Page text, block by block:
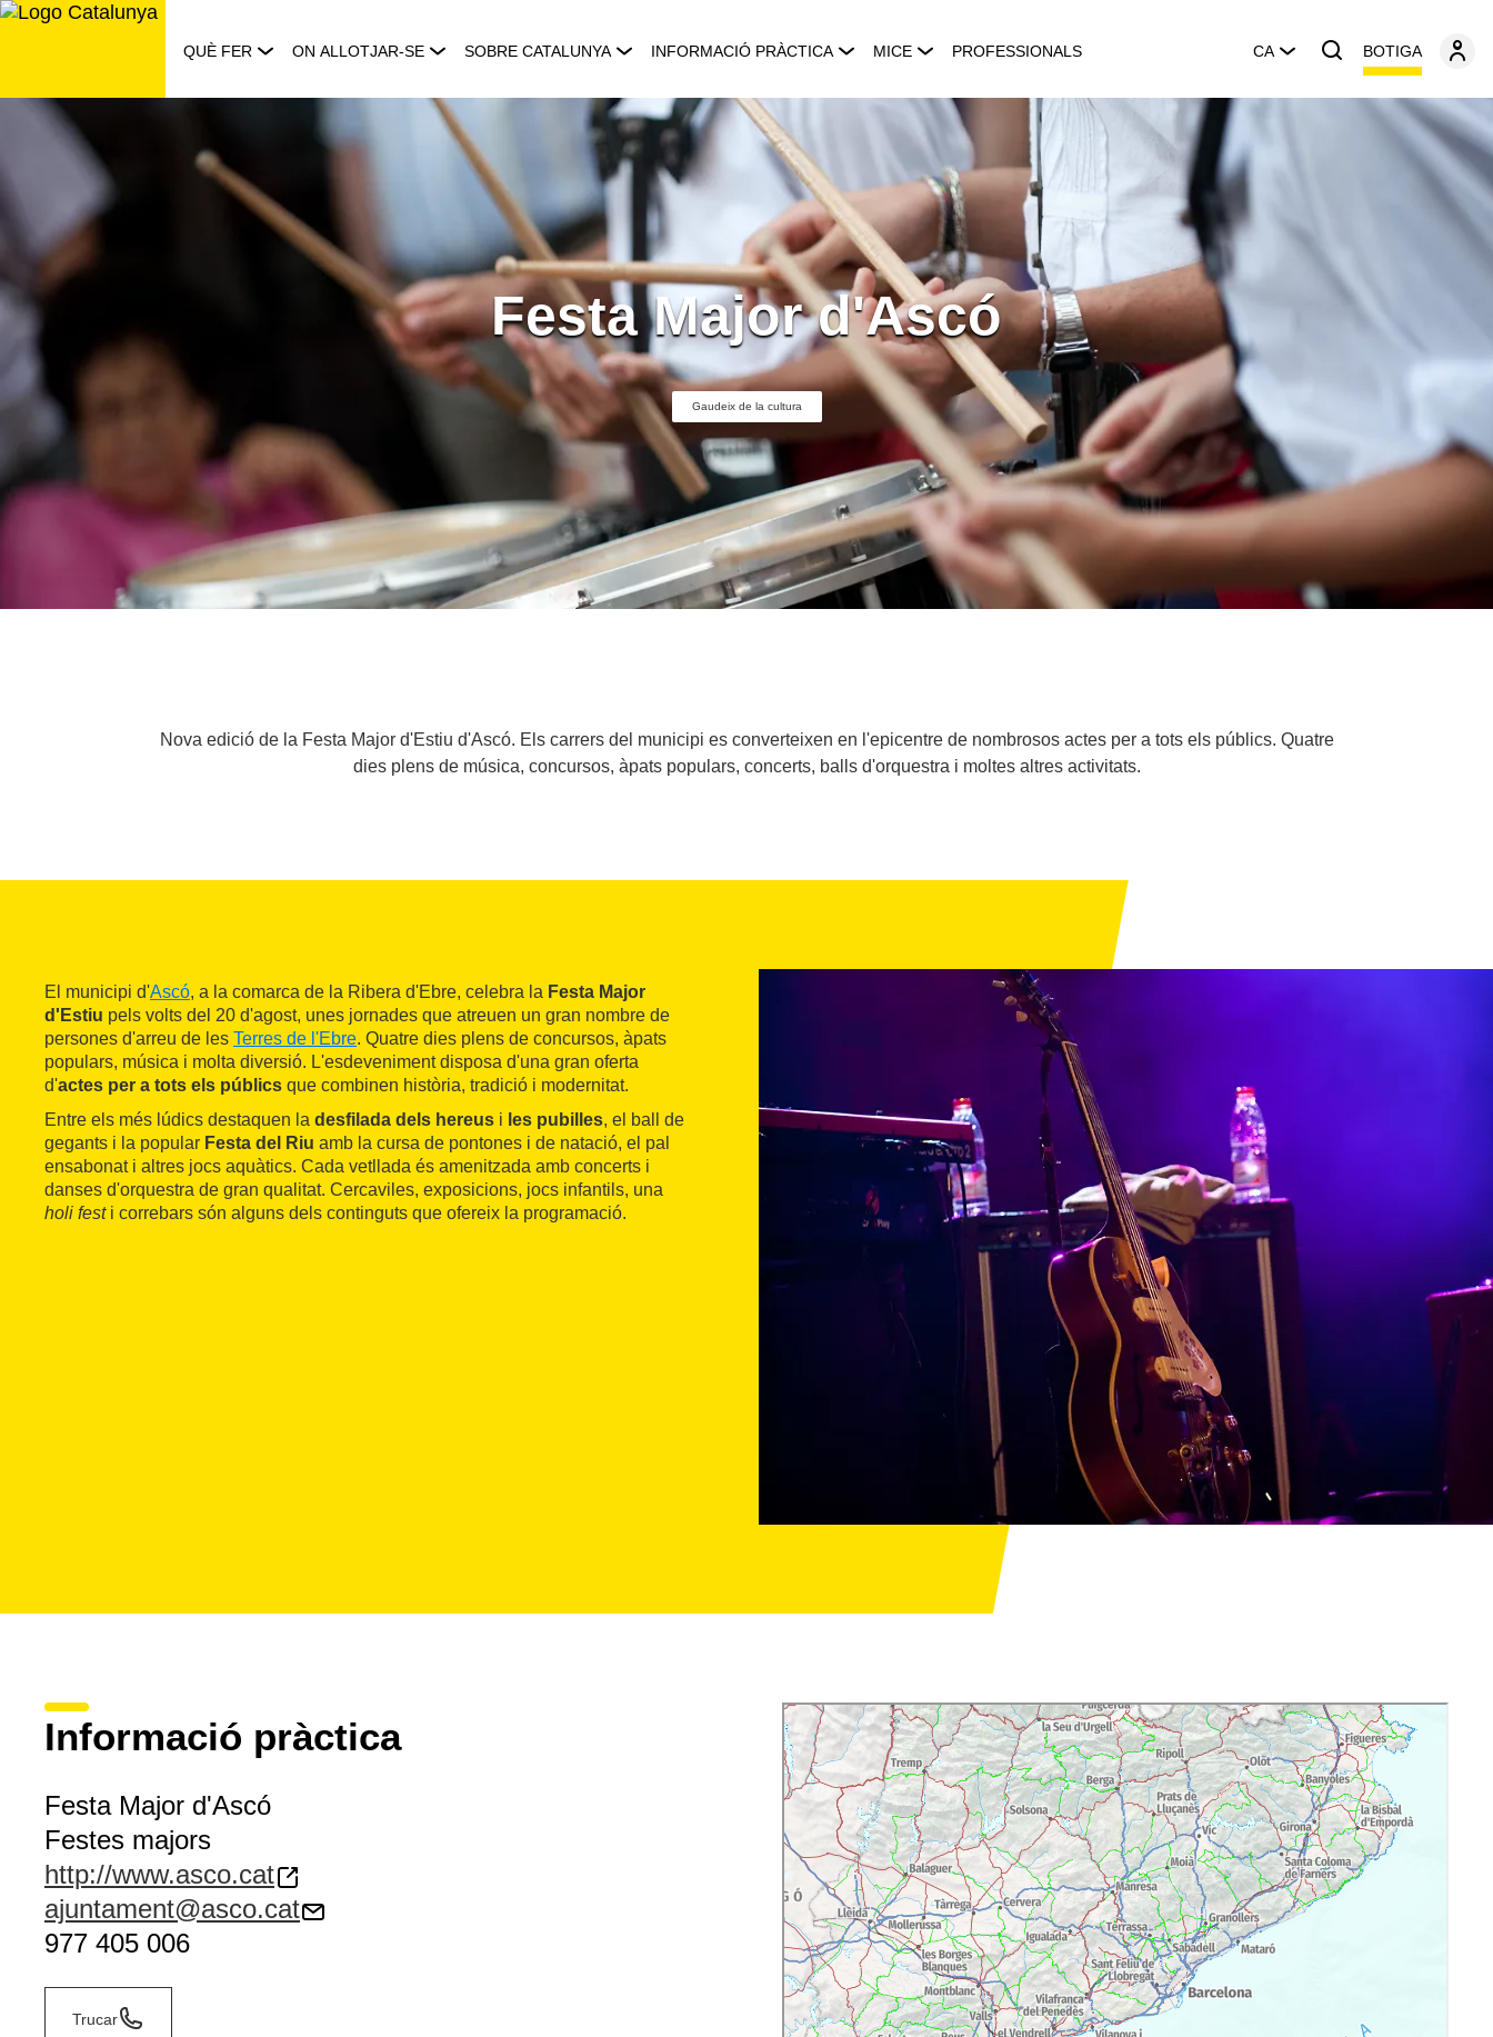
Saltar
QUÈ FER ON ALLOTJAR-SE SOBRE CATALUNYA INFORMACIÓ PRÀCTICA MICE PROFESSIONALS CA BOTIGA
Festa Major d'Ascó
Gaudeix de la cultura
Nova edició de la Festa Major d'Estiu d'Ascó. Els carrers del municipi es converteixen en l'epicentre de nombrosos actes per a tots els públics. Quatre
dies plens de música, concursos, àpats populars, concerts, balls d'orquestra i moltes altres activitats.
El municipi d'Ascó, a la comarca de la Ribera d'Ebre, celebra la Festa Major
d'Estiu pels volts del 20 d'agost, unes jornades que atreuen un gran nombre de
persones d'arreu de les Terres de l'Ebre. Quatre dies plens de concursos, àpats
populars, música i molta diversió. L'esdeveniment disposa d'una gran oferta
d'actes per a tots els públics que combinen història, tradició i modernitat.
Entre els més lúdics destaquen la desfilada dels hereus i les pubilles, el ball de
gegants i la popular Festa del Riu amb la cursa de pontones i de natació, el pal
ensabonat i altres jocs aquàtics. Cada vetllada és amenitzada amb concerts i
danses d'orquestra de gran qualitat. Cercaviles, exposicions, jocs infantils, una
holi festi correbars són alguns dels continguts que ofereix la programació.
Informació pràctica
Festa Major d'Ascó
Festes majors
http://www.asco.cat
ajuntament@asco.cat
977 405 006
Trucar